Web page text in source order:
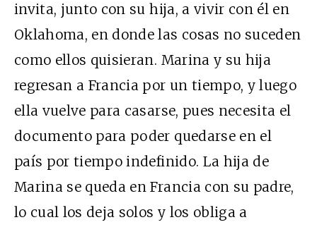
invita, junto con su hija, a vivir con él en
Oklahoma, en donde las cosas no suceden
como ellos quisieran. Marina y su hija
regresan a Francia por un tiempo, y luego
ella vuelve para casarse, pues necesita el
documento para poder quedarse en el
país por tiempo indefinido. La hija de
Marina se queda en Francia con su padre,
lo cual los deja solos y los obliga a